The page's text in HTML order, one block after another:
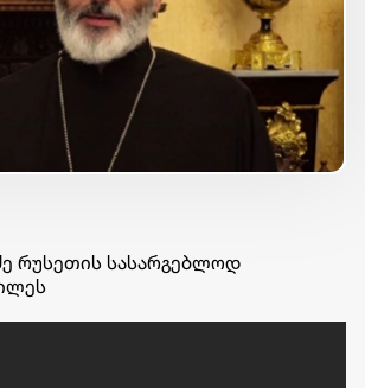
რუსეთის სასარგებლოდ